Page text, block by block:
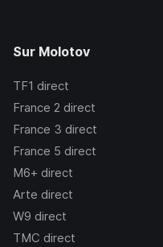
Sur Molotov
TF1 direct
France 2 direct
France 3 direct
France 5 direct
M6+ direct
Arte direct
W9 direct
TMC direct